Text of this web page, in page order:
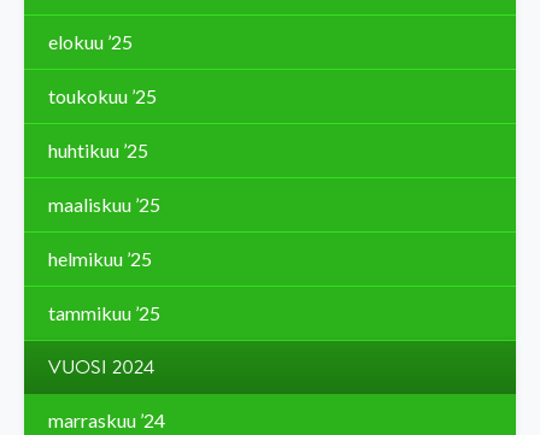
elokuu ’25
toukokuu ’25
huhtikuu ’25
maaliskuu ’25
helmikuu ’25
tammikuu ’25
VUOSI 2024
marraskuu ’24